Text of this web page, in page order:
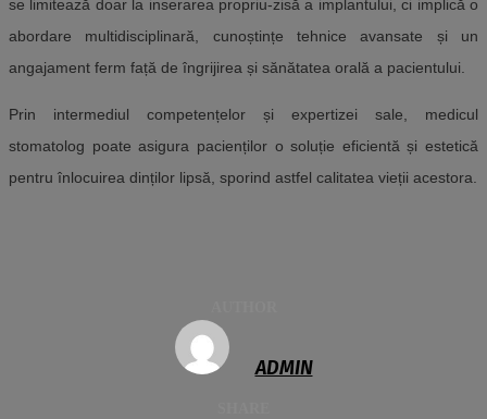
se limitează doar la inserarea propriu-zisă a implantului, ci implică o
abordare multidisciplinară, cunoștințe tehnice avansate și un
angajament ferm față de îngrijirea și sănătatea orală a pacientului.
Prin intermediul competențelor și expertizei sale, medicul
stomatolog poate asigura pacienților o soluție eficientă și estetică
pentru înlocuirea dinților lipsă, sporind astfel calitatea vieții acestora.
ADMIN